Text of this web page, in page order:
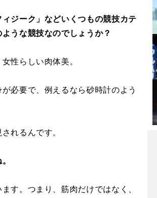
ジーク」などいくつもの競技カテ
うな競技なのでしょうか？
性らしい肉体美。
必要で、例えるなら砂時計のよう
れるんです。
。つまり、筋肉だけではなく、